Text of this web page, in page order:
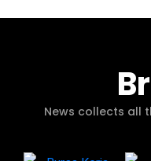
News collects all